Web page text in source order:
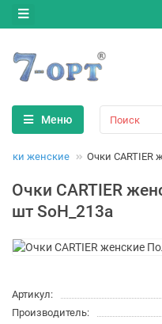
Меню
Очки женские Очки CARTIER
Очки CARTIER
шт SoH_213a
Артикул:
Производитель: